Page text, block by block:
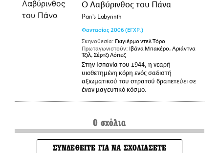
Ο Λαβύρινθος του Πάνα
Pan's Labyrinth
Φαντασίας 2006 (ΕΓΧΡ.)
Σκηνοθεσία: Γκιγιέρμο ντελ Τόρο
Πρωταγωνιστούν: Ιβάνα Μπακέρο, Αριάντνα
Τζιλ, Σέρτζι Λόπεζ
Στην Ισπανία του 1944, η νεαρή
υιοθετημένη κόρη ενός σαδιστή
αξιωματικού του στρατού δραπετεύει σε
έναν μαγευτικό κόσμο.
0 σχόλια
ΣΥΝΔΕΘΕΙΤΕ ΓΙΑ ΝΑ ΣΧΟΛΙΑΣΕΤΕ